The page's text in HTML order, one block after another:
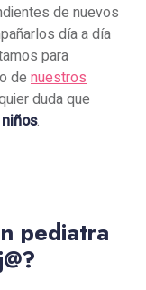
de nuevos
día a día
para
de nuestros
duda que
.
pediatra